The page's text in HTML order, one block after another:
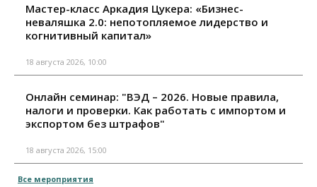
Мастер-класс Аркадия Цукера: «Бизнес-
неваляшка 2.0: непотопляемое лидерство и
когнитивный капитал»
18 августа 2026, 10:00
Онлайн семинар: "ВЭД – 2026. Новые правила,
налоги и проверки. Как работать с импортом и
экспортом без штрафов"
18 августа 2026, 15:00
Все мероприятия